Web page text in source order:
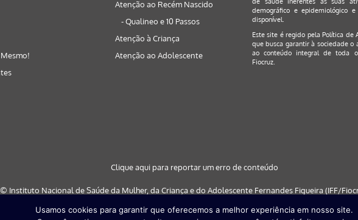
Atenção ao Recém Nascido
- Qualineo e 10 Passos
Atenção à Criança
Atenção ao Adolescente
demográfico e epidemiológico
disponível.
Este site é regido pelaPolítica de
que busca garantir à sociedade o
ao conteúdo integral de toda
Fiocruz.
Clique aqui para reportar um erro de conteúdo
© Instituto Nacional de Saúde da Mulher, da Criança e do Adolescente Fernandes Figueira (IFF/
visualizado nos navegadores: Google Chrome (a partir da versão 30) | Internet Explorer (a
Usamos cookies para garantir que oferecemos a melhor experiência em nosso site.